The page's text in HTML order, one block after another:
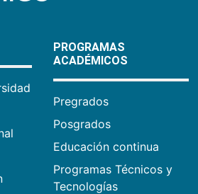
PROGRAMAS
ACADÉMICOS
Pregrados
Posgrados
Educación continua
Programas Técnicos y
Tecnologías